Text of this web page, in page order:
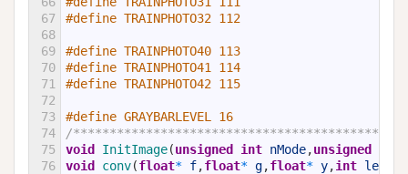
67
68
69
70
71
72
73
74
75
76
#define TRAINPHOTO32 112
#define TRAINPHOTO40 113
#define TRAINPHOTO41 114
#define TRAINPHOTO42 115
#define GRAYBARLEVEL 16
/******************************************宏
void
InitImage(unsigned int nMode,unsigned
void
conv(float* f,float* g,float* y,int length